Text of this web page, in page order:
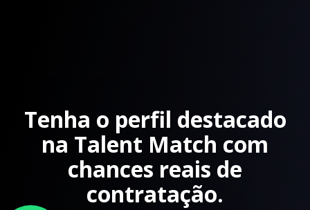
Tenha o perfil destacado
na Talent Match com
chances reais de
contratação.